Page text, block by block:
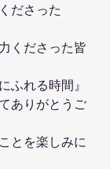
ださった
くださった皆
ふれる時間』
ありがとうご
とを楽しみに